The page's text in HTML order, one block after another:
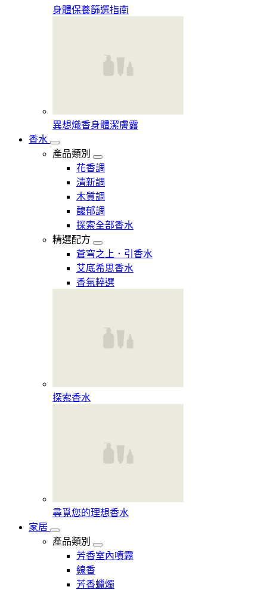
身體保養篩選指南
異想熾香身體潔膚露
香水
產品類別
花香調
清新調
木質調
馥郁調
探索全部香水
精選配方
蒼穹之上．引香水
艾底希思香水
香氛粹選
探索香水​
尋覓您的理想香水​
家居
產品類別
芳香室內噴霧
線香
芳香蠟燭